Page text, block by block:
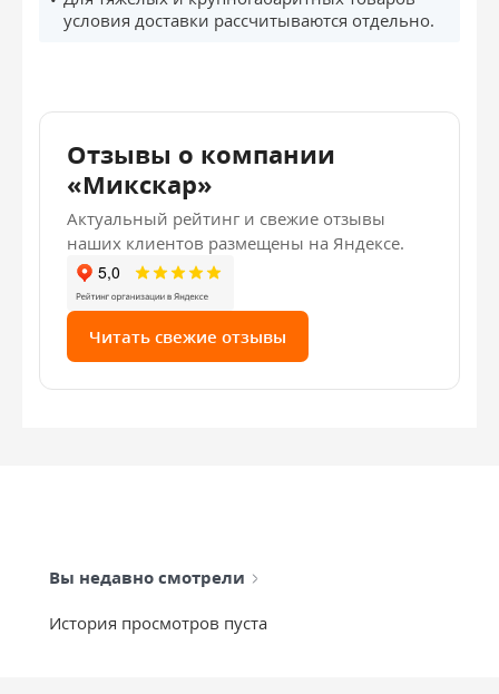
условия доставки рассчитываются отдельно.
Отзывы о компании
«Микскар»
Актуальный рейтинг и свежие отзывы
наших клиентов размещены на Яндексе.
Читать свежие отзывы
Вы недавно смотрели
История просмотров пуста